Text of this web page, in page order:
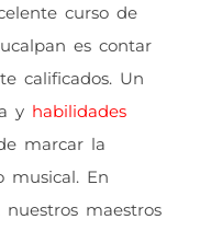
curso de
es contar
calificados. Un
y habilidades
marcar la
musical. En
nuestros maestros